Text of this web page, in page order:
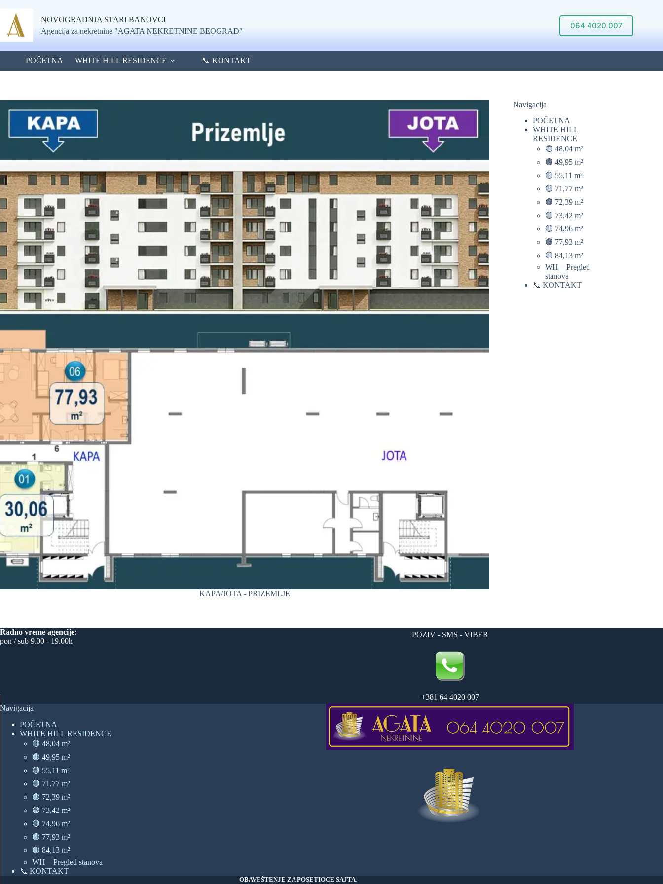
content
NOVOGRADNJA STARI BANOVCI
Agencija za nekretnine "AGATA NEKRETNINE BEOGRAD"
064 4020 007
POČETNA WHITE HILL RESIDENCE 📞 KONTAKT
KAPA/JOTA - PRIZEMLJE
Navigacija
POČETNA
WHITE HILL
RESIDENCE
🟢 48,04 m²
🟢 49,95 m²
🟢 55,11 m²
🟢 71,77 m²
🟢 72,39 m²
🟢 73,42 m²
🟢 74,96 m²
🟢 77,93 m²
🟢 84,13 m²
WH – Pregled
stanova
📞 KONTAKT
Radno vreme agencije:
pon / sub 9.00 - 19.00h
POZIV - SMS - VIBER
+381 64 4020 007
Navigacija
POČETNA
WHITE HILL RESIDENCE
🟢 48,04 m²
🟢 49,95 m²
🟢 55,11 m²
🟢 71,77 m²
🟢 72,39 m²
🟢 73,42 m²
🟢 74,96 m²
🟢 77,93 m²
🟢 84,13 m²
WH – Pregled stanova
📞 KONTAKT
OBAVEŠTENJE ZA POSETIOCE SAJTA: